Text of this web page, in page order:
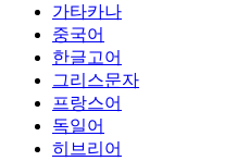
가타카나
중국어
한글고어
그리스문자
프랑스어
독일어
히브리어